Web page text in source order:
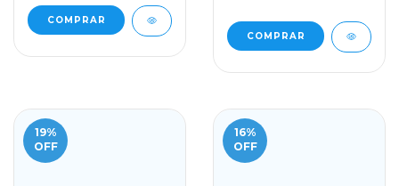
19%
OFF
16%
OFF